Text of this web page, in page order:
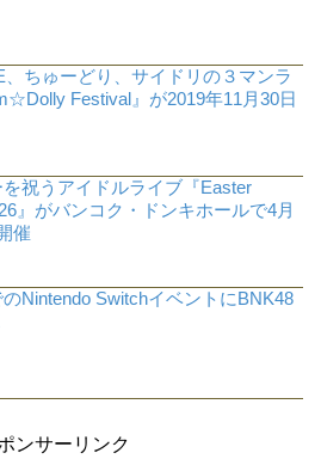
ちゅーどり、サイドリの３マンラ
Festival』が2019年11月30日
祝うアイドルライブ『Easter
』がバンコク・ドンキホールで4月
催
Nintendo SwitchイベントにBNK48
ンサーリンク